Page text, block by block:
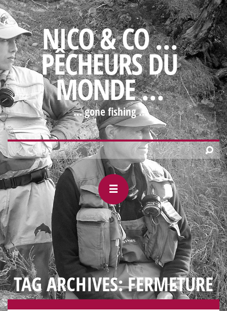
NICO & CO …
PÊCHEURS DU
MONDE …
… gone fishing …
TAG ARCHIVES: FERMETURE